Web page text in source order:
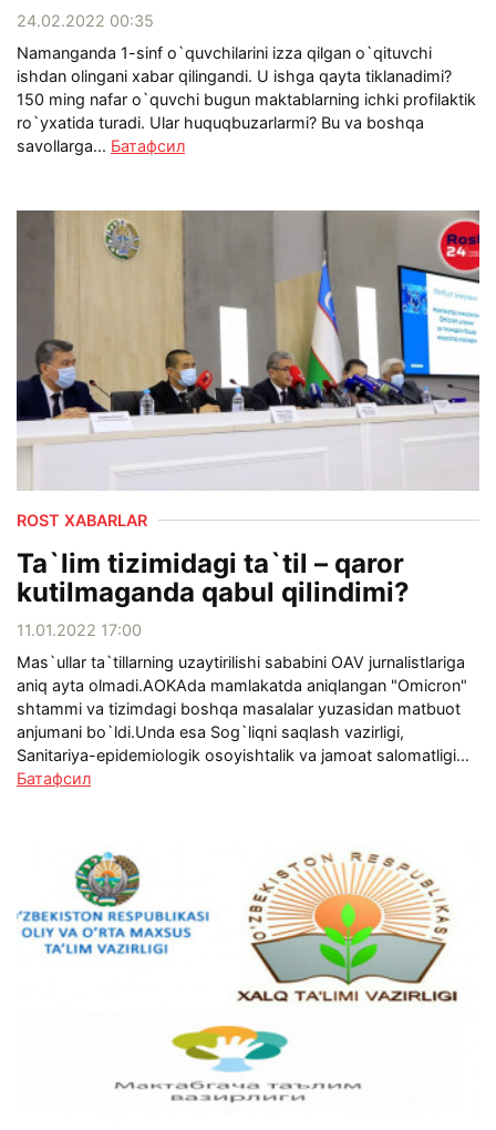
24.02.2022 00:35
Namanganda 1-sinf o`quvchilarini izza qilgan o`qituvchi
ishdan olingani xabar qilingandi. U ishga qayta tiklanadimi?
150 ming nafar o`quvchi bugun maktablarning ichki profilaktik
ro`yxatida turadi. Ular huquqbuzarlarmi? Bu va boshqa
savollarga... Батафсил
ROST XABARLAR
Ta`lim tizimidagi ta`til – qaror
kutilmaganda qabul qilindimi?
11.01.2022 17:00
Mas`ullar ta`tillarning uzaytirilishi sababini OAV jurnalistlariga
aniq ayta olmadi.AOKAda mamlakatda aniqlangan "Omicron"
shtammi va tizimdagi boshqa masalalar yuzasidan matbuot
anjumani bo`ldi.Unda esa Sog`liqni saqlash vazirligi,
Sanitariya-epidemiologik osoyishtalik va jamoat salomatligi...
Батафсил